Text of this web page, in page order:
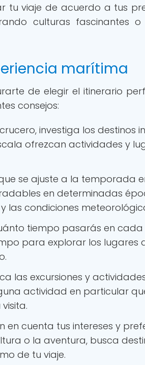
tu viaje de acuerdo a tus
culturas fascinantes o
marítima
de elegir el itinerario
consejos:
investiga los destinos
ofrezcan actividades y
se ajuste a la temporada
en determinadas
las condiciones
tiempo pasarás en
para explorar los lugares
las excursiones y
actividad en particular
en cuenta tus intereses y
o la aventura, busca
de tu viaje.